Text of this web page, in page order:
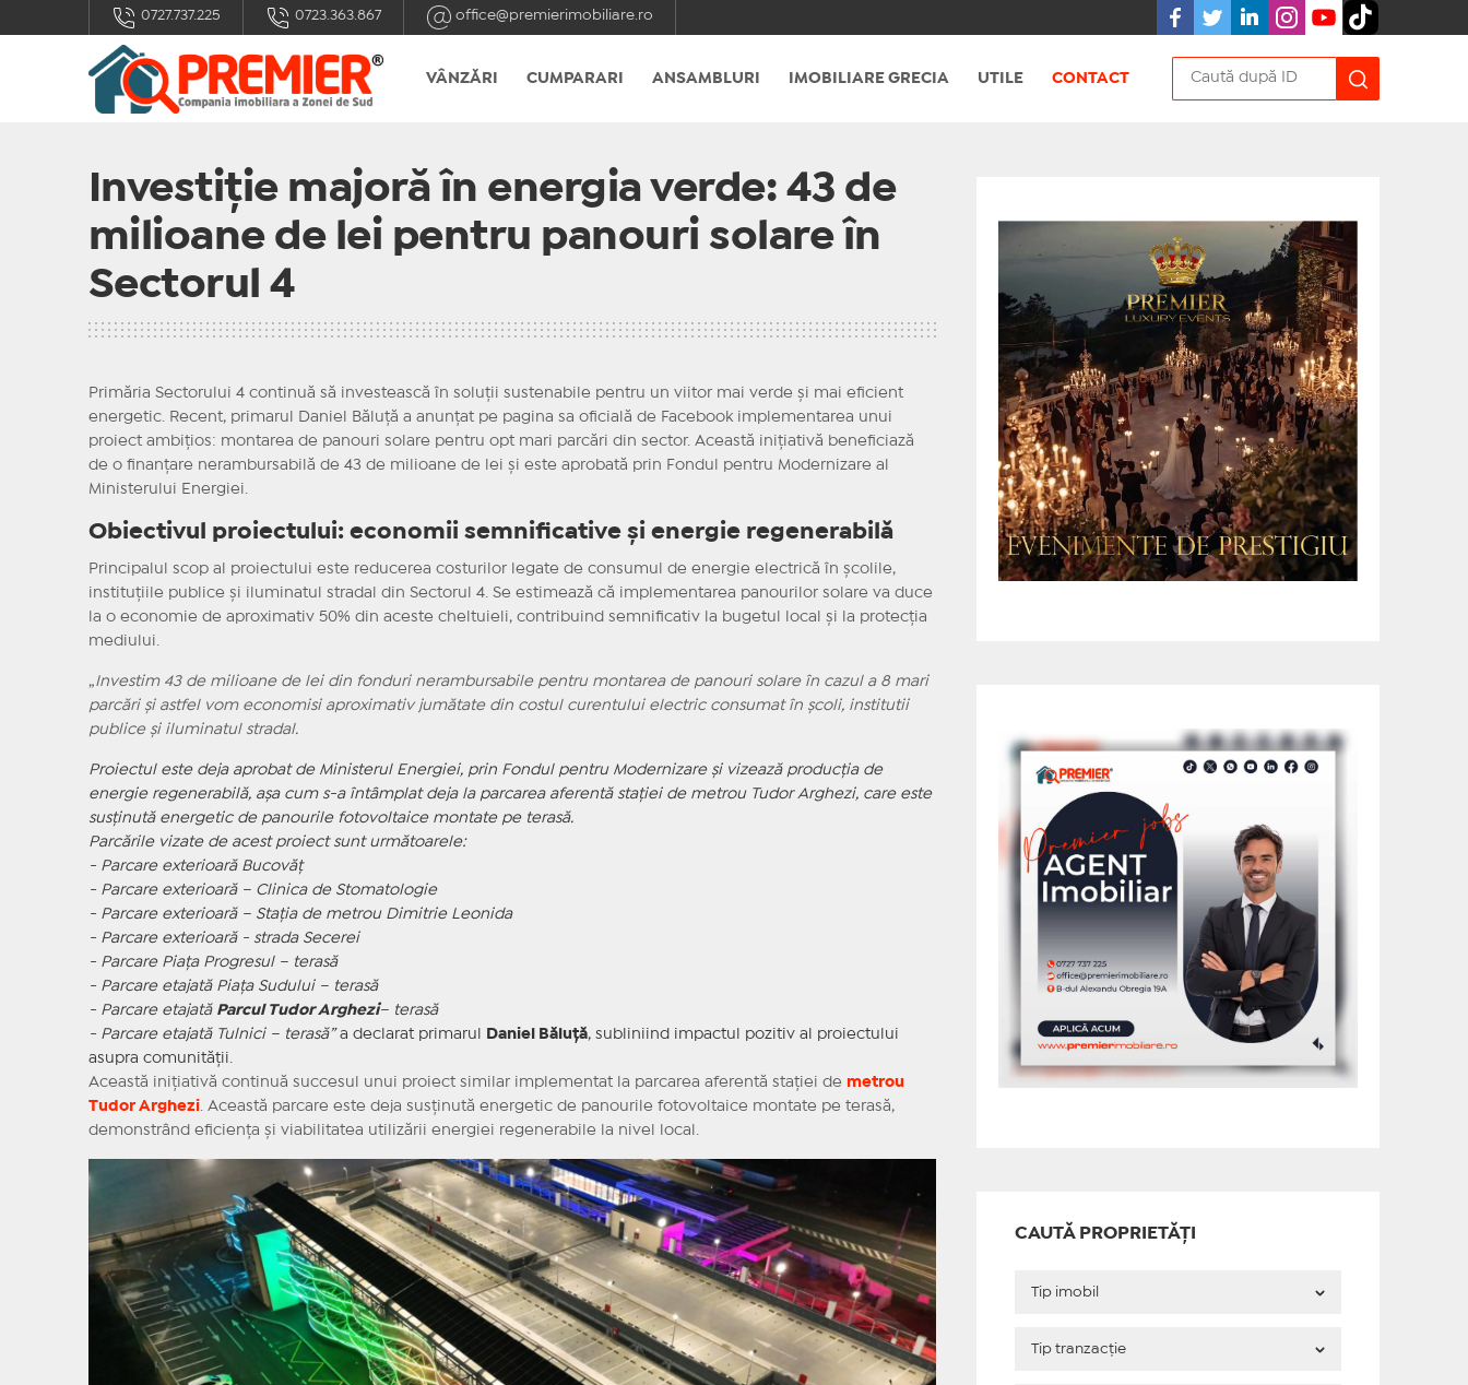
0727.737.225 0723.363.867 office@premierimobiliare.ro
VÂNZĂRI CUMPARARI ANSAMBLURI IMOBILIARE GRECIA UTILE CONTACT
Investiție majoră în energia verde: 43 de
milioane de lei pentru panouri solare în
Sectorul 4
Primăria Sectorului 4 continuă să investească în soluții sustenabile pentru un viitor mai verde și mai eficient
energetic. Recent, primarul Daniel Băluță a anunțat pe pagina sa oficială de Facebook implementarea unui
proiect ambițios: montarea de panouri solare pentru opt mari parcări din sector. Această inițiativă beneficiază
de o finanțare nerambursabilă de 43 de milioane de lei și este aprobată prin Fondul pentru Modernizare al
Ministerului Energiei.
Obiectivul proiectului: economii semnificative și energie regenerabilă
Principalul scop al proiectului este reducerea costurilor legate de consumul de energie electrică în școlile,
instituțiile publice și iluminatul stradal din Sectorul 4. Se estimează că implementarea panourilor solare va duce
la o economie de aproximativ 50% din aceste cheltuieli, contribuind semnificativ la bugetul local și la protecția
mediului.
„Investim 43 de milioane de lei din fonduri nerambursabile pentru montarea de panouri solare în cazul a 8 mari
parcări și astfel vom economisi aproximativ jumătate din costul curentului electric consumat în școli, institutii
publice și iluminatul stradal.
Proiectul este deja aprobat de Ministerul Energiei, prin Fondul pentru Modernizare și vizează producția de
energie regenerabilă, așa cum s-a întâmplat deja la parcarea aferentă stației de metrou Tudor Arghezi, care este
susținută energetic de panourile fotovoltaice montate pe terasă.
Parcările vizate de acest proiect sunt următoarele:
- Parcare exterioară Bucovăț
- Parcare exterioară – Clinica de Stomatologie
- Parcare exterioară – Stația de metrou Dimitrie Leonida
- Parcare exterioară - strada Secerei
- Parcare Piața Progresul – terasă
- Parcare etajată Piața Sudului – terasă
- Parcare etajată Parcul Tudor Arghezi– terasă
- Parcare etajată Tulnici – terasă”a declarat primarul Daniel Băluță, subliniind impactul pozitiv al proiectului
asupra comunității.
Această inițiativă continuă succesul unui proiect similar implementat la parcarea aferentă stației de metrou
Tudor Arghezi. Această parcare este deja susținută energetic de panourile fotovoltaice montate pe terasă,
demonstrând eficiența și viabilitatea utilizării energiei regenerabile la nivel local.
CAUTĂ PROPRIETĂȚI